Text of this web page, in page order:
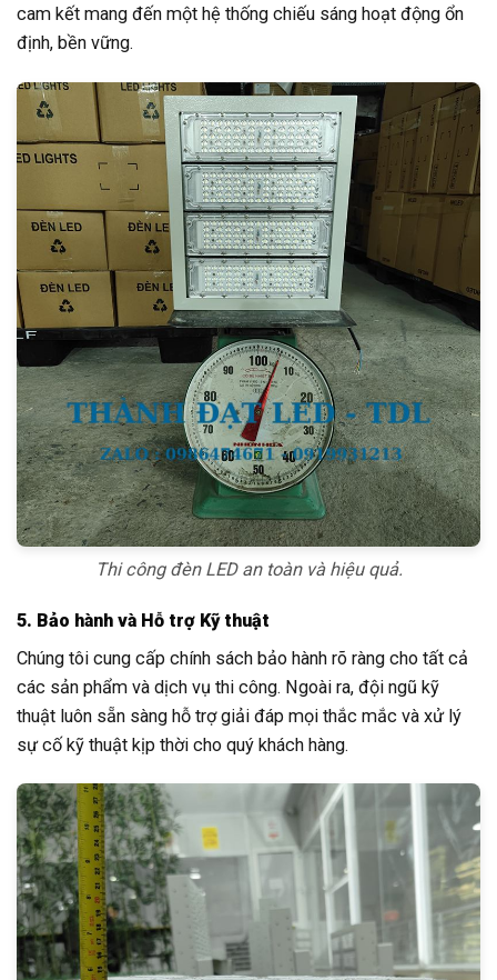
cam kết mang đến một hệ thống chiếu sáng hoạt động ổn
định, bền vững.
Thi công đèn LED an toàn và hiệu quả.
5. Bảo hành và Hỗ trợ Kỹ thuật
Chúng tôi cung cấp chính sách bảo hành rõ ràng cho tất cả
các sản phẩm và dịch vụ thi công. Ngoài ra, đội ngũ kỹ
thuật luôn sẵn sàng hỗ trợ giải đáp mọi thắc mắc và xử lý
sự cố kỹ thuật kịp thời cho quý khách hàng.